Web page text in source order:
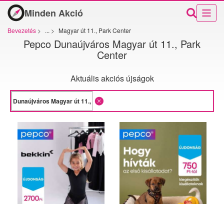
Minden Akció
Bevezetés > ... > Magyar út 11., Park Center
Pepco Dunaújváros Magyar út 11., Park
Center
Aktuális akciós újságok